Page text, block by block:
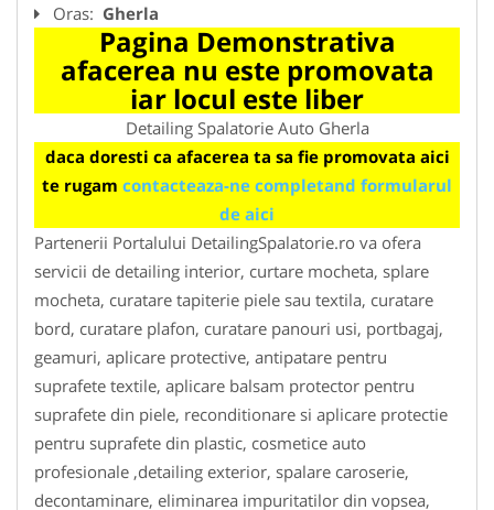
Oras: Gherla
Pagina Demonstrativa
afacerea nu este promovata
iar locul este liber
Detailing Spalatorie Auto Gherla
daca doresti ca afacerea ta sa fie promovata aici
te rugam contacteaza-ne completand formularul
de aici
Partenerii Portalului DetailingSpalatorie.ro va ofera
servicii de detailing interior, curtare mocheta, splare
mocheta, curatare tapiterie piele sau textila, curatare
bord, curatare plafon, curatare panouri usi, portbagaj,
geamuri, aplicare protective, antipatare pentru
suprafete textile, aplicare balsam protector pentru
suprafete din piele, reconditionare si aplicare protectie
pentru suprafete din plastic, cosmetice auto
profesionale ,detailing exterior, spalare caroserie,
decontaminare, eliminarea impuritatilor din vopsea,